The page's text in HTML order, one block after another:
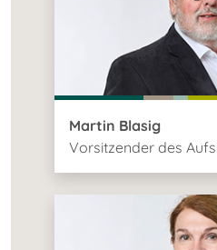
Martin Blasig
Vorsitzender des